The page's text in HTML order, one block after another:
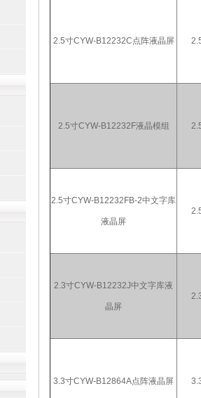
2.5寸CYW-B12232C点阵液晶屏
2.5寸CYW-B12232F液晶模组
2.5寸CYW-B12232FB-2中文字库
液晶屏
2.3寸CYW-B12232J中文字库液
晶屏
3.3寸CYW-B12864A点阵液晶屏